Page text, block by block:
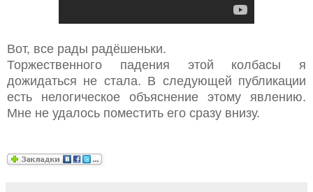
Вот, все рады радёшеньки.
Торжественного падения этой колбасы я
дожидаться не стала. В следующей публикации
есть нелогическое объяснение этому явлению.
Мне не удалось поместить его сразу внизу.